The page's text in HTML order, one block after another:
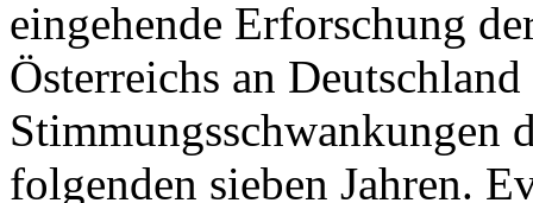
eingehende Erforschung
Österreichs an
Stimmungsschwankungen
folgenden sieben Jahren.